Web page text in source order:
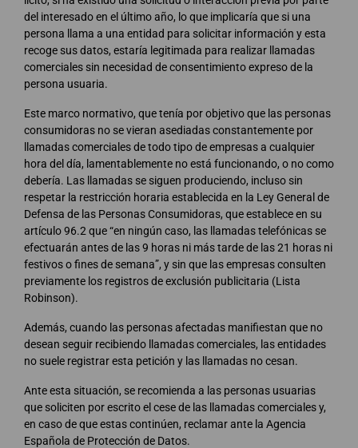
del interesado en el último año, lo que implicaría que si una
persona llama a una entidad para solicitar información y esta
recoge sus datos, estaría legitimada para realizar llamadas
comerciales sin necesidad de consentimiento expreso de la
persona usuaria.
Este marco normativo, que tenía por objetivo que las personas
consumidoras no se vieran asediadas constantemente por
llamadas comerciales de todo tipo de empresas a cualquier
hora del día, lamentablemente no está funcionando, o no como
debería. Las llamadas se siguen produciendo, incluso sin
respetar la restricción horaria establecida en la Ley General de
Defensa de las Personas Consumidoras, que establece en su
artículo 96.2 que “en ningún caso, las llamadas telefónicas se
efectuarán antes de las 9 horas ni más tarde de las 21 horas ni
festivos o fines de semana”, y sin que las empresas consulten
previamente los registros de exclusión publicitaria (Lista
Robinson).
Además, cuando las personas afectadas manifiestan que no
desean seguir recibiendo llamadas comerciales, las entidades
no suele registrar esta petición y las llamadas no cesan.
Ante esta situación, se recomienda a las personas usuarias
que soliciten por escrito el cese de las llamadas comerciales y,
en caso de que estas continúen, reclamar ante la Agencia
Española de Protección de Datos.